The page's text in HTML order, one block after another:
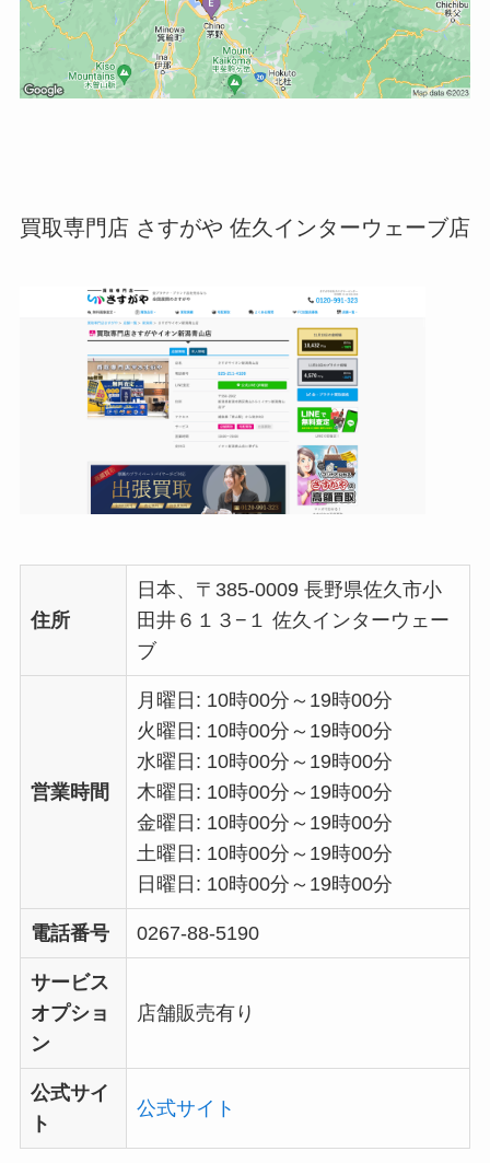
買取専門店 さすがや 佐久インターウェーブ店
住所
日本、〒385-0009 長野県佐久市小
田井６１３−１ 佐久インターウェー
ブ
営業時間
月曜日: 10時00分～19時00分
火曜日: 10時00分～19時00分
水曜日: 10時00分～19時00分
木曜日: 10時00分～19時00分
金曜日: 10時00分～19時00分
土曜日: 10時00分～19時00分
日曜日: 10時00分～19時00分
電話番号 0267-88-5190
サービス
オプショ
ン
店舗販売有り
公式サイ
ト
公式サイト